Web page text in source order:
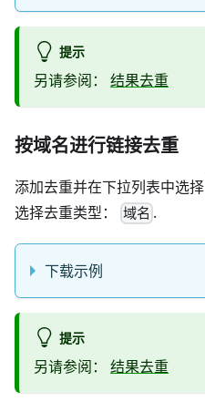
提示
另请参阅： 结果去重
按域名进行链接去重
添加去重并在下拉列表中选择
选择去重类型：
域名 .
下载示例
提示
另请参阅： 结果去重